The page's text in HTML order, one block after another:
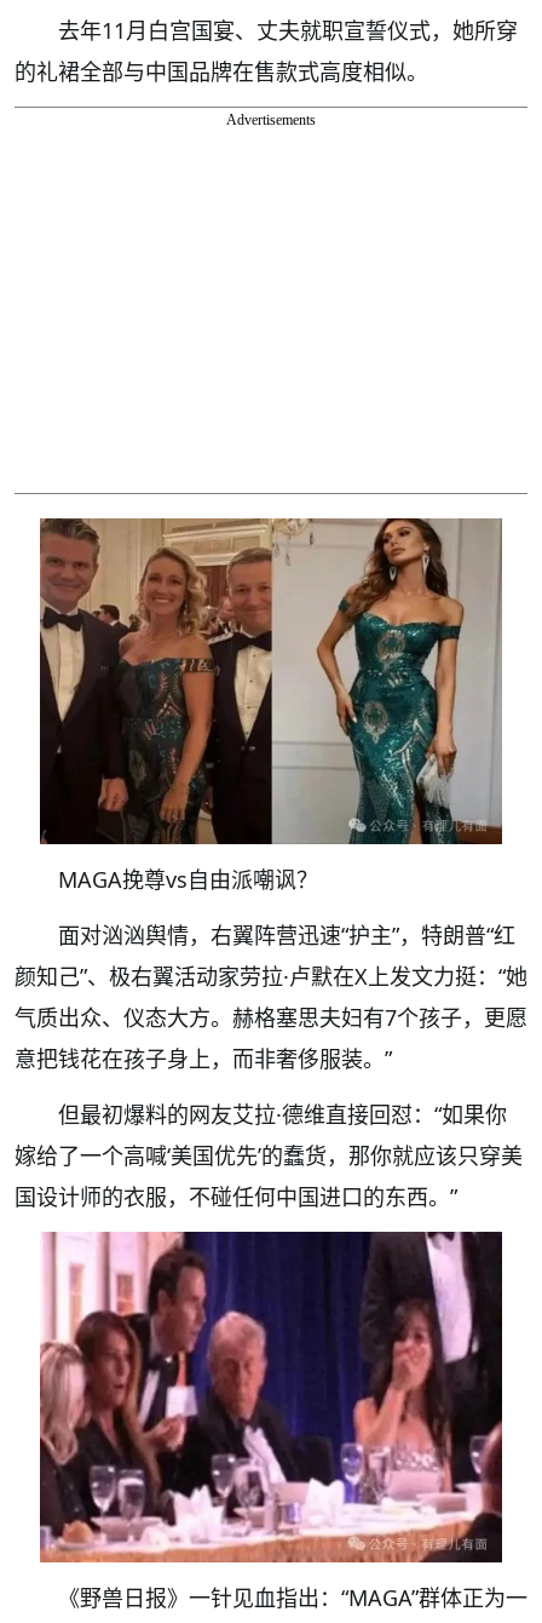
去年11月白宫国宴、丈夫就职宣誓仪式，她所穿
的礼裙全部与中国品牌在售款式高度相似。
Advertisements
MAGA挽尊vs自由派嘲讽？
面对汹汹舆情，右翼阵营迅速“护主”，特朗普“红
颜知己”、极右翼活动家劳拉·卢默在X上发文力挺：“她
气质出众、仪态大方。赫格塞思夫妇有7个孩子，更愿
意把钱花在孩子身上，而非奢侈服装。”
但最初爆料的网友艾拉·德维直接回怼：“如果你
嫁给了一个高喊‘美国优先’的蠢货，那你就应该只穿美
国设计师的衣服，不碰任何中国进口的东西。”
《野兽日报》一针见血指出：“MAGA”群体正为一